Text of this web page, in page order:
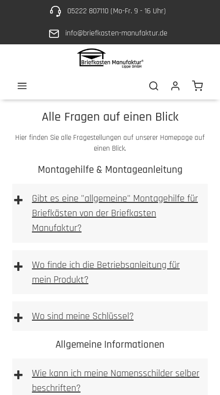
Zum Hauptinhalt springen05222 807110 (Mo-Fr. 9 - 16 Uhr)
info@briefkasten-manufaktur.de
Alle Fragen auf einen Blick
Hier finden Sie alle Fragestellungen auf unserer Homepage auf
einen Blick.
Montagehilfe & Montageanleitung
+
Gibt es eine "allgemeine" Montagehilfe für
Briefkästen von der Briefkasten
Manufaktur?
+
Wo finde ich die Betriebsanleitung für
mein Produkt?
+ Wo sind meine Schlüssel?
Allgemeine Informationen
+
Wie kann ich meine Namensschilder selber
beschriften?